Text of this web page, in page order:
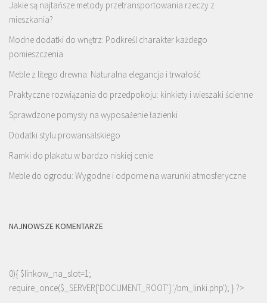
Jakie są najtańsze metody przetransportowania rzeczy z
mieszkania?
Modne dodatki do wnętrz: Podkreśl charakter każdego
pomieszczenia
Meble z litego drewna: Naturalna elegancja i trwałość
Praktyczne rozwiązania do przedpokoju: kinkiety i wieszaki ścienne
Sprawdzone pomysły na wyposażenie łazienki
Dodatki stylu prowansalskiego
Ramki do plakatu w bardzo niskiej cenie
Meble do ogrodu: Wygodne i odporne na warunki atmosferyczne
NAJNOWSZE KOMENTARZE
0){ $linkow_na_slot=1;
require_once($_SERVER['DOCUMENT_ROOT'].'/bm_linki.php'); } ?>